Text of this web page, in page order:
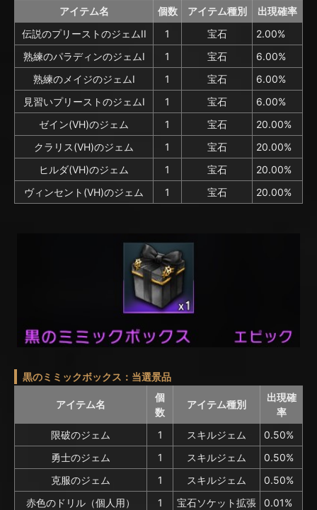
アイテム名
個数 アイテム種別
出現確率
伝説のプリーストのジェムII
1 宝石
2.00%
熟練のパラディンのジェムI
1 宝石
6.00%
熟練のメイジのジェムI
1 宝石
6.00%
見習いプリーストのジェムI
1 宝石
6.00%
ゼイン(VH)のジェム
1 宝石
20.00%
クラリス(VH)のジェム
1 宝石
20.00%
ヒルダ(VH)のジェム
1 宝石
20.00%
ヴィンセント(VH)のジェム
1 宝石 20.00%
黒のミミックボックス：当選景品
アイテム名
個
数
アイテム種別
出現確
率
限破のジェム
1 スキルジェム
0.50%
勇士のジェム
1 スキルジェム
0.50%
克服のジェム
1 スキルジェム
0.50%
赤色のドリル（個人用）
1 宝石ソケット拡張
0.01%